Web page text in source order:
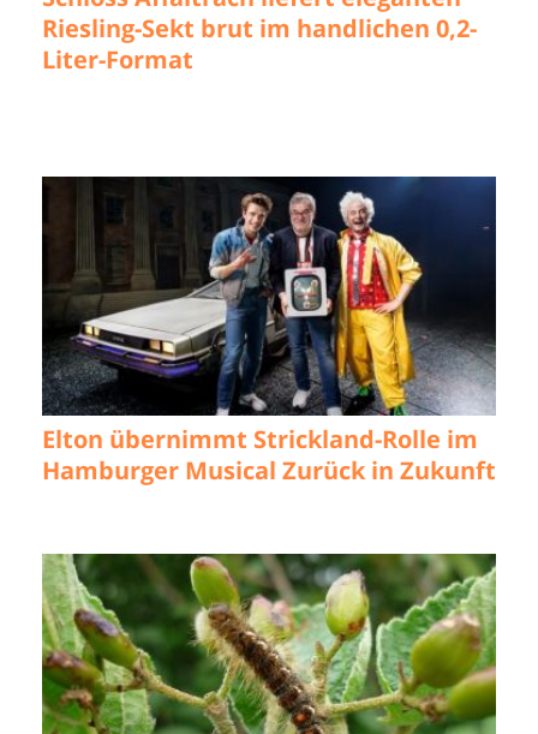
Riesling-Sekt brut im handlichen 0,2-
Liter-Format
Elton übernimmt Strickland-Rolle im
Hamburger Musical Zurück in Zukunft